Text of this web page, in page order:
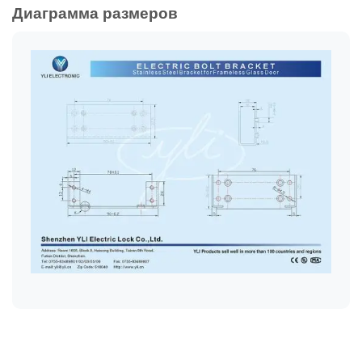
Диаграмма размеров